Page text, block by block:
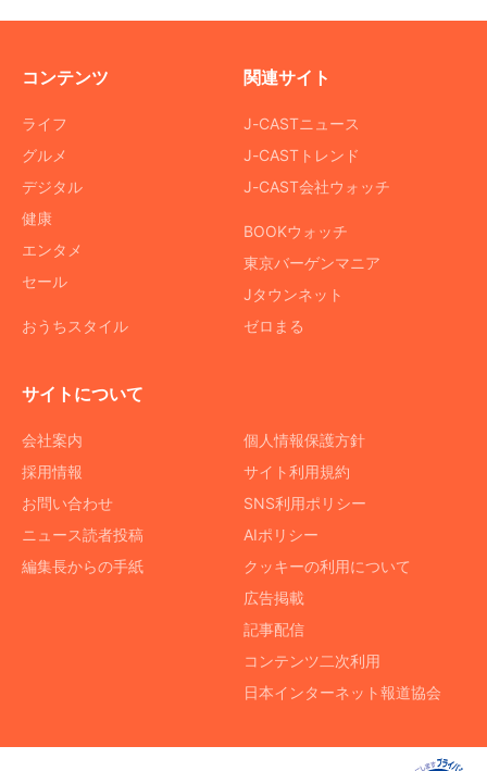
コンテンツ
ライフ
グルメ
デジタル
健康
エンタメ
セール
おうちスタイル
関連サイト
J-CASTニュース
J-CASTトレンド
J-CAST会社ウォッチ
BOOKウォッチ
東京バーゲンマニア
Jタウンネット
ゼロまる
サイトについて
会社案内
採用情報
お問い合わせ
ニュース読者投稿
編集長からの手紙
個人情報保護方針
サイト利用規約
SNS利用ポリシー
AIポリシー
クッキーの利用について
広告掲載
記事配信
コンテンツ二次利用
日本インターネット報道協会